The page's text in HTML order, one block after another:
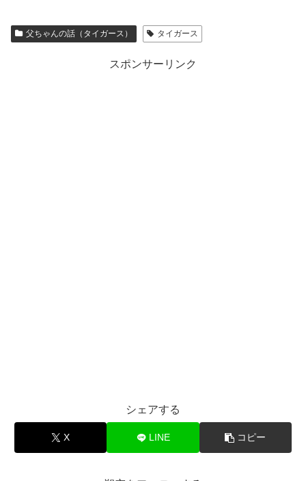
父ちゃんの話（タイガース） タイガース
スポンサーリンク
シェアする
X LINE コピー